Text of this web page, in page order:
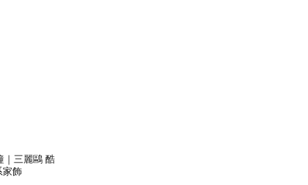
｜三麗鷗 酷
家飾